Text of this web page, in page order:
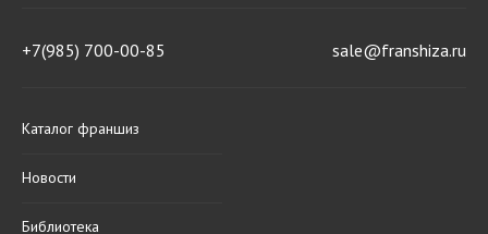
+7(985) 700-00-85 sale@franshiza.ru
Каталог франшиз
Новости
Библиотека